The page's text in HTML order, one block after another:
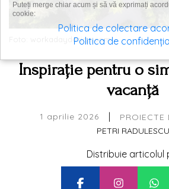
Foto: workadaydesign.com
Inspirație pentru o
vacanță
1 aprilie 2026 | PROIECTE
PETRI RADULESCU
Distribuie articolul
Puteți merge chiar acum și să vă exprimați
cookie:
Politica de colectare
Politica de